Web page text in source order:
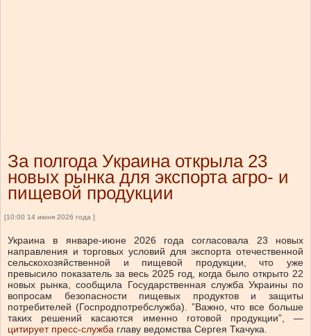
За полгода Украина открыла 23
новых рынка для экспорта агро- и
пищевой продукции
[10:00 14 июня 2026 года ]
Украина в январе-июне 2026 года согласовала 23 новых
направления и торговых условий для экспорта отечественной
сельскохозяйственной и пищевой продукции, что уже
превысило показатель за весь 2025 год, когда было открыто 22
новых рынка, сообщила Государственная служба Украины по
вопросам безопасности пищевых продуктов и защиты
потребителей (Госпродпотребслужба). ”Важно, что все больше
таких решений касаются именно готовой продукции”, —
цитирует пресс-служба главу ведомства Сергея Ткачука.